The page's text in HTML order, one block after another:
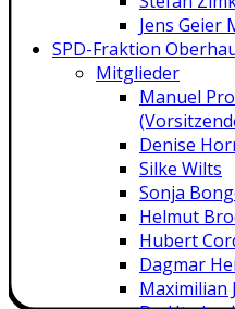
Jens Geier
SPD-Fraktion
Mitglieder
Manuel
Denise
Silke Wilts
Sonja
Helmut
Hubert
Dagmar
Maximilian